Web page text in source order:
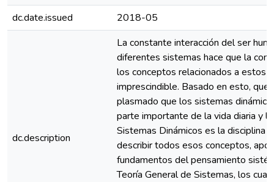
dc.date.issued
2018-05
dc.description
La constante interacción del ser
diferentes sistemas hace que la
los conceptos relacionados a estos
imprescindible. Basado en esto,
plasmado que los sistemas
parte importante de la vida diaria y
Sistemas Dinámicos es la disciplina
describir todos esos conceptos,
fundamentos del pensamiento
Teoría General de Sistemas, los